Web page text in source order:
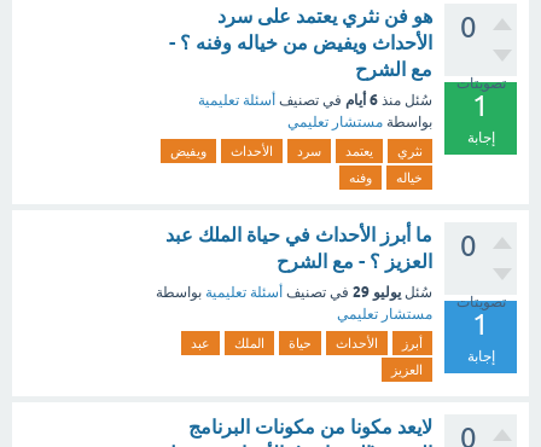
0
تصويتات
1
إجابة
هو فن نثري يعتمد على سرد
الأحداث ويفيض من خياله وفنه ؟ -
مع الشرح
سُئل منذ 6 أيام في تصنيف أسئلة تعليمية
بواسطة مستشار تعليمي
نثري يعتمد سرد الأحداث
ويفيض
خياله
وفنه
0
تصويتات
1
إجابة
‏ما أبرز الأحداث في حياة الملك عبد
العزيز ؟ - مع الشرح
سُئل يوليو 29 في تصنيف أسئلة تعليمية بواسطة
مستشار تعليمي
أبرز الأحداث حياة الملك
عبد
العزيز
0
لايعد مكونا من مكونات البرنامج